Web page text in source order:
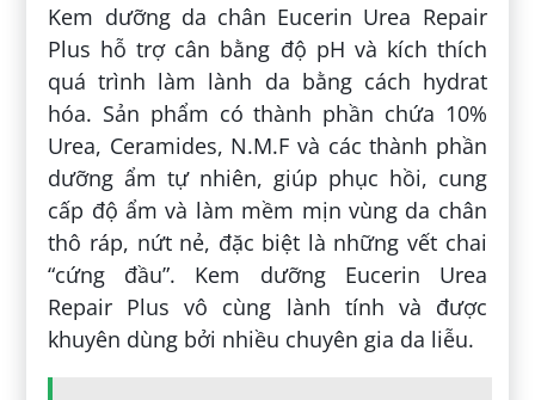
Kem dưỡng da chân Eucerin Urea Repair
Plus hỗ trợ cân bằng độ pH và kích thích
quá trình làm lành da bằng cách hydrat
hóa. Sản phẩm có thành phần chứa 10%
Urea, Ceramides, N.M.F và các thành phần
dưỡng ẩm tự nhiên, giúp phục hồi, cung
cấp độ ẩm và làm mềm mịn vùng da chân
thô ráp, nứt nẻ, đặc biệt là những vết chai
“cứng đầu”. Kem dưỡng Eucerin Urea
Repair Plus vô cùng lành tính và được
khuyên dùng bởi nhiều chuyên gia da liễu.